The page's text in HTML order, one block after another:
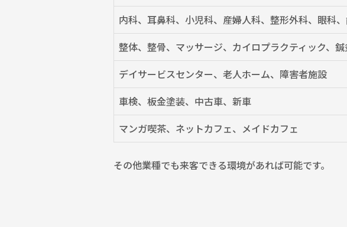
内科、耳鼻科、小児科、産婦人科、整形外科、眼科
整体、整骨、マッサージ、カイロプラクティック、鍼
デイサービスセンター、老人ホーム、障害者施設
車検、板金塗装、中古車、新車
マンガ喫茶、ネットカフェ、メイドカフェ
その他業種でも来客できる環境があれば可能です。